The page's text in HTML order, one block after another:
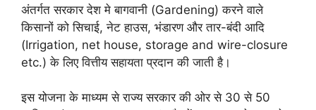
अंतर्गत सरकार देश मे बागवानी (Gardening) करने वाले
किसानों को सिचाई, नेट हाउस, भंडारण और तार-बंदी आदि
(Irrigation, net house, storage and wire-closure
etc.) के लिए वित्तीय सहायता प्रदान की जाती है।
इस योजना के माध्यम से राज्य सरकार की ओर से 30 से 50